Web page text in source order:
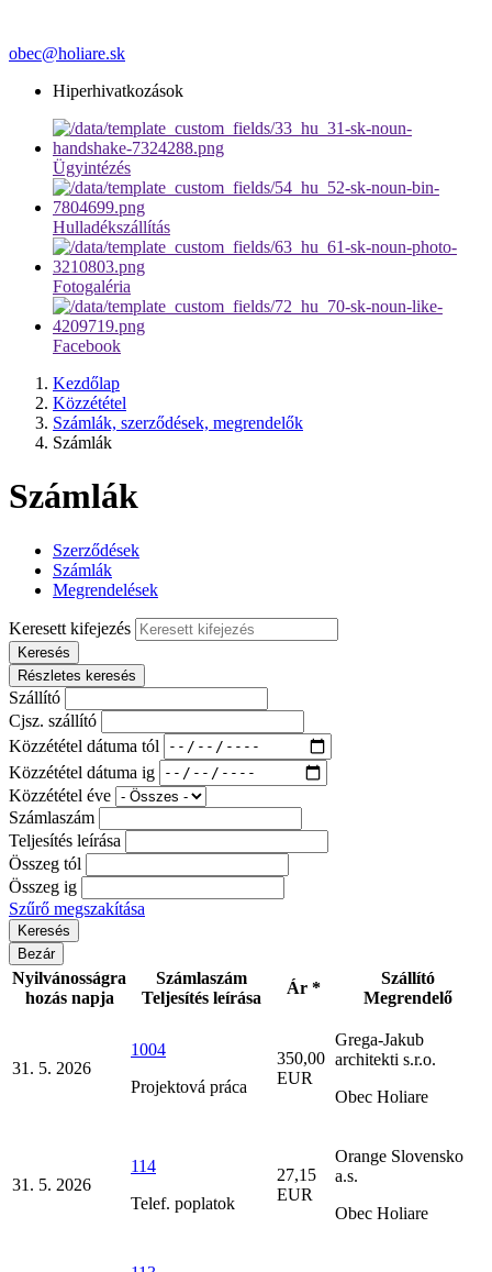
obec@holiare.sk
Hiperhivatkozások
Ügyintézés
Hulladékszállítás
Fotogaléria
Facebook
Kezdőlap
Közzététel
Számlák, szerződések, megrendelők
Számlák
Számlák
Szerződések
Számlák
Megrendelések
Keresett kifejezés
Keresés
Részletes keresés
Szállító
Cjsz. szállító
Közzététel dátuma tól
Közzététel dátuma ig
Közzététel éve
Számlaszám
Teljesítés leírása
Összeg tól
Összeg ig
Szűrő megszakítása
Bezár
Nyilvánosságra
hozás napja
Számlaszám
Teljesítés leírása
Ár *
Szállító
Megrendelő
31. 5. 2026
1004
Projektová práca
350,00
EUR
Grega-Jakub
architekti s.r.o.
Obec Holiare
31. 5. 2026
114
Telef. poplatok
27,15
EUR
Orange Slovensko
a.s.
Obec Holiare